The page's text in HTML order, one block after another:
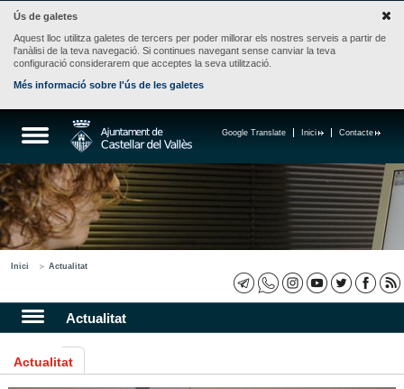
Ús de galetes
Aquest lloc utilitza galetes de tercers per poder millorar els nostres serveis a partir de
l'anàlisi de la teva navegació. Si continues navegant sense canviar la teva
configuració considerarem que acceptes la seva utilització.
Més informació sobre l'ús de les galetes
Contacte
Inici
Google Translate
Inici Actualitat
Actualitat
Actualitat